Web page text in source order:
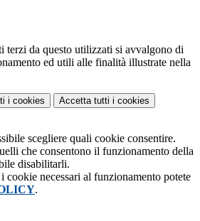
terzi da questo utilizzati si avvalgono di
ed utili alle finalità illustrate nella
i cookies Accetta tutti i cookies
scegliere quali cookie consentire.
che consentono il funzionamento della
disabilitarli.
cookie necessari al funzionamento potete
.